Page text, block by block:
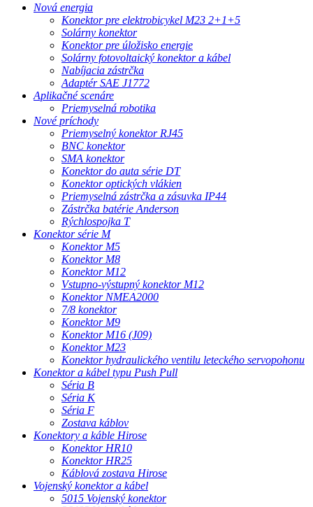
Nová energia
Konektor pre elektrobicykel M23 2+1+5
Solárny konektor
Konektor pre úložisko energie
Solárny fotovoltaický konektor a kábel
Nabíjacia zástrčka
Adaptér SAE J1772
Aplikačné scenáre
Priemyselná robotika
Nové príchody
Priemyselný konektor RJ45
BNC konektor
SMA konektor
Konektor do auta série DT
Konektor optických vlákien
Priemyselná zástrčka a zásuvka IP44
Zástrčka batérie Anderson
Rýchlospojka T
Konektor série M
Konektor M5
Konektor M8
Konektor M12
Vstupno-výstupný konektor M12
Konektor NMEA2000
7/8 konektor
Konektor M9
Konektor M16 (J09)
Konektor M23
Konektor hydraulického ventilu leteckého servopohonu
Konektor a kábel typu Push Pull
Séria B
Séria K
Séria F
Zostava káblov
Konektory a káble Hirose
Konektor HR10
Konektor HR25
Káblová zostava Hirose
Vojenský konektor a kábel
5015 Vojenský konektor